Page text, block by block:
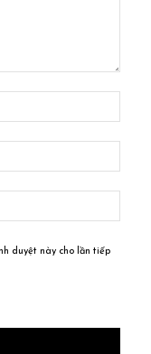
duyệt này cho lần tiếp